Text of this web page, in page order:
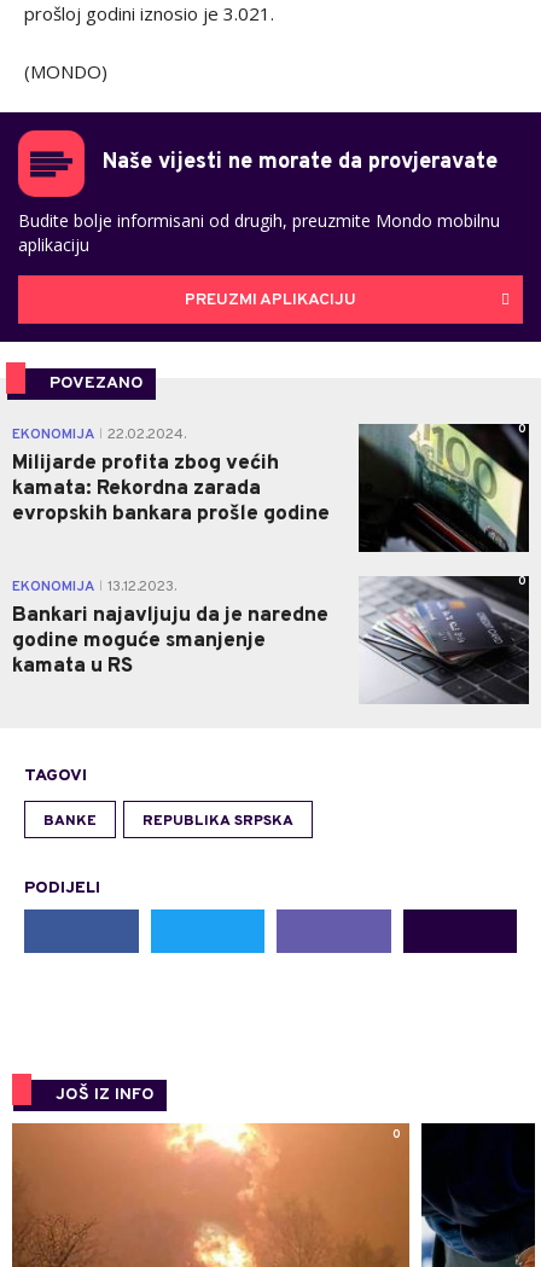
prošloj godini iznosio je 3.021.
(MONDO)
Naše vijesti ne morate da provjeravate
Budite bolje informisani od drugih, preuzmite Mondo mobilnu
aplikaciju
PREUZMI APLIKACIJU
POVEZANO
EKONOMIJA 22.02.2024.
Milijarde profita zbog većih
kamata: Rekordna zarada
evropskih bankara prošle godine
0
EKONOMIJA 13.12.2023.
Bankari najavljuju da je naredne
godine moguće smanjenje
kamata u RS
0
TAGOVI
BANKE REPUBLIKA SRPSKA
PODIJELI
JOŠ IZ INFO
0